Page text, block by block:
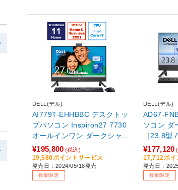
DELL(デル)
AI779T-EHHBBC デスクトッ
プパソコン Inspiron27 7730
オールインワン ダークシャド
ウグレー ［27型 /intel Core 7
/メモリ：16GB /SSD：1TB /2
024年春モデル］ 【sof001】
¥195,800 (税込)
19,580ポイントサービス
発売日：2024/05/18発売
数量限定
DELL(デル)
AD67-
ソコン ダークシャドウグレー
［23.8型
intel Core
SSD：
ル］ 【
¥177,120
17,712ポイ
発売日：
数量限定